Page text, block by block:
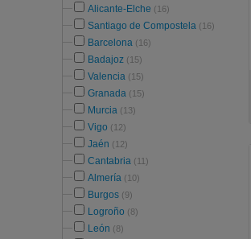
Alicante-Elche (16)
Santiago de Compostela (16)
Barcelona (16)
Badajoz (15)
Valencia (15)
Granada (15)
Murcia (13)
Vigo (12)
Jaén (12)
Cantabria (11)
Almería (10)
Burgos (9)
Logroño (8)
León (8)